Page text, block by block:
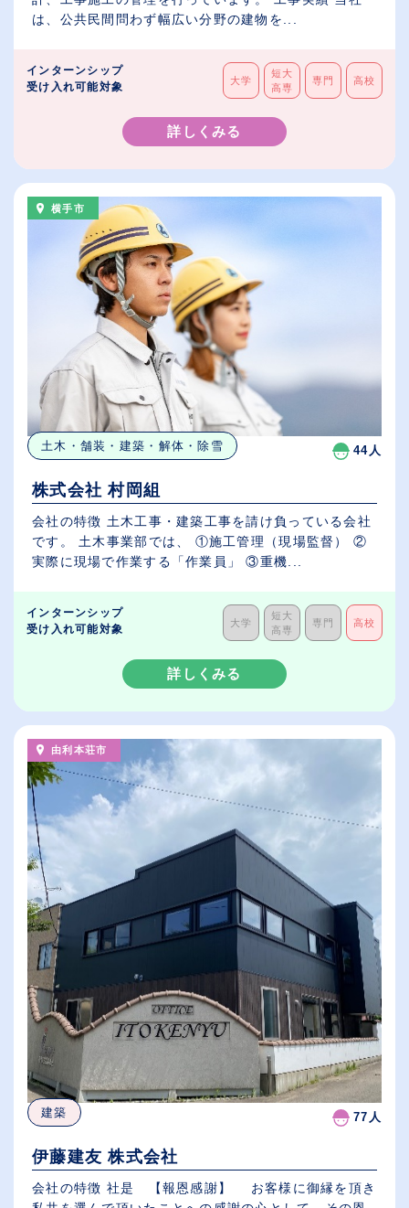
は、公共民間問わず幅広い分野の建物を...
インターンシップ
受け入れ可能対象
大学
短大
高専
専門 高校
詳しくみる
横手市
土木・舗装・建築・解体・除雪 44人
株式会社 村岡組
会社の特徴 土木工事・建築工事を請け負っている会社
です。 土木事業部では、 ①施工管理（現場監督） ②
実際に現場で作業する「作業員」 ③重機...
インターンシップ
受け入れ可能対象
大学
短大
高専
専門 高校
詳しくみる
由利本荘市
建築 77人
伊藤建友 株式会社
会社の特徴 社是 【報恩感謝】 お客様に御縁を頂き